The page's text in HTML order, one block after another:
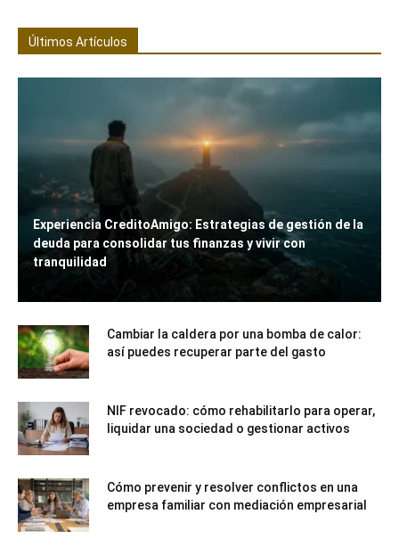
Últimos Artículos
Experiencia CreditoAmigo: Estrategias de gestión de la
deuda para consolidar tus finanzas y vivir con
tranquilidad
Cambiar la caldera por una bomba de calor:
así puedes recuperar parte del gasto
NIF revocado: cómo rehabilitarlo para operar,
liquidar una sociedad o gestionar activos
Cómo prevenir y resolver conflictos en una
empresa familiar con mediación empresarial